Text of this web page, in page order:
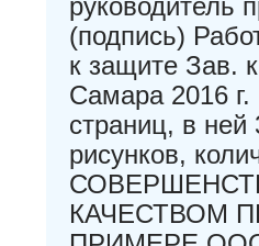
руководитель
(подпись)
к защите Зав.
Самара 2016
страниц, в
рисунков,
КАЧЕСТВОМ